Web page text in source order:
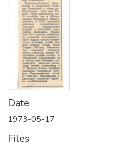
Date
1973-05-17
Files